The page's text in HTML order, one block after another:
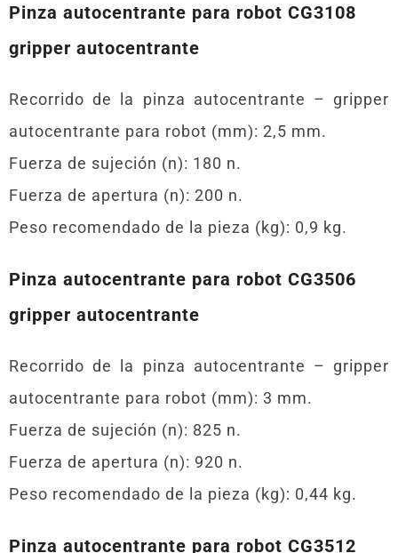
Pinza autocentrante para robot CG3108
gripper autocentrante
Recorrido de la pinza autocentrante – gripper
autocentrante para robot (mm): 2,5 mm.
Fuerza de sujeción (n): 180 n.
Fuerza de apertura (n): 200 n.
Peso recomendado de la pieza (kg): 0,9 kg.
Pinza autocentrante para robot CG3506
gripper autocentrante
Recorrido de la pinza autocentrante – gripper
autocentrante para robot (mm): 3 mm.
Fuerza de sujeción (n): 825 n.
Fuerza de apertura (n): 920 n.
Peso recomendado de la pieza (kg): 0,44 kg.
Pinza autocentrante para robot CG3512